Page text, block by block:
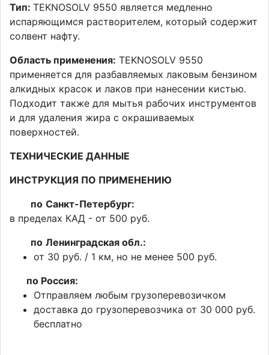
Тип: TEKNOSOLV 9550 является медленно
испаряющимся растворителем, который содержит
солвент нафту.
Область применения: TEKNOSOLV 9550
применяется для разбавляемых лаковым бензином
алкидных красок и лаков при нанесении кистью.
Подходит также для мытья рабочих инструментов
и для удаления жира с окрашиваемых
поверхностей.
ТЕХНИЧЕСКИЕ ДАННЫЕ
ИНСТРУКЦИЯ ПО ПРИМЕНЕНИЮ
по Санкт-Петербург:
в пределах КАД - от 500 руб.
по Ленинградская обл.:
от 30 руб. / 1 км, но не менее 500 руб.
по Россия:
Отправляем любым грузоперевозичком
доставка до грузоперевозчика от 30 000 руб.
бесплатно